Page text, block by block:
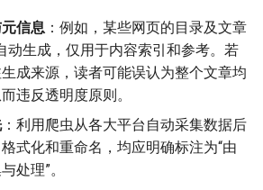
信息 ：例如，某些网页的目录及文章
动生成，仅用于内容索引和参考。若
成来源，读者可能误认为整个文章均
违反透明度原则。
：利用爬虫从各大平台自动采集数据后
式化和重命名，均应明确标注为“由
处理”。